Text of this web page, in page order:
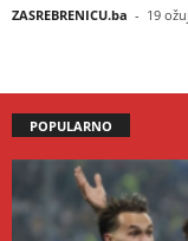
ZASREBRENICU.ba - 19
POPULARNO